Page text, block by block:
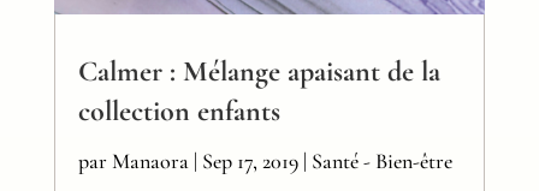
Calmer : Mélange apaisant de la
collection enfants
parManaora| Sep 17, 2019| Santé - Bien-être